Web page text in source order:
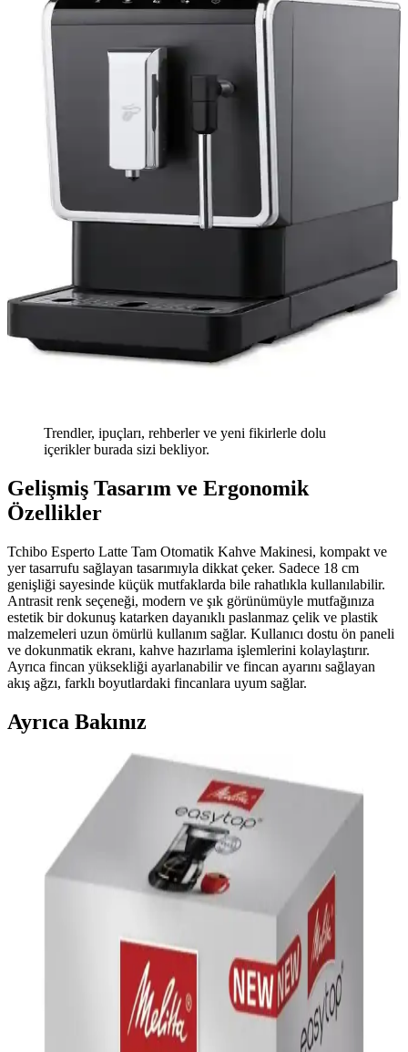
Trendler, ipuçları, rehberler ve yeni fikirlerle dolu
içerikler burada sizi bekliyor.
Gelişmiş Tasarım ve Ergonomik
Özellikler
Tchibo Esperto Latte Tam Otomatik Kahve Makinesi, kompakt ve
yer tasarrufu sağlayan tasarımıyla dikkat çeker. Sadece 18 cm
genişliği sayesinde küçük mutfaklarda bile rahatlıkla kullanılabilir.
Antrasit renk seçeneği, modern ve şık görünümüyle mutfağınıza
estetik bir dokunuş katarken dayanıklı paslanmaz çelik ve plastik
malzemeleri uzun ömürlü kullanım sağlar. Kullanıcı dostu ön paneli
ve dokunmatik ekranı, kahve hazırlama işlemlerini kolaylaştırır.
Ayrıca fincan yüksekliği ayarlanabilir ve fincan ayarını sağlayan
akış ağzı, farklı boyutlardaki fincanlara uyum sağlar.
Ayrıca Bakınız
Parmak Arası Terlik ve Kahve Teması: Güncel
Trendler ve Kullanım Alanları
Parmak arası terlikler ve kahve teması, rahatlık ve estetiği bir araya
getirerek günlük yaşamda popüler trendler oluşturuyor. Bu ürünler,
kişisel tarz ve teknolojik gelişmelerle şekilleniyor.
Vestel Retro Siyah Filtre Kahve Makinesi İncelemesi
Vestel Retro Siyah Filtre Kahve Makinesi, şık tasarımı ve
fonksiyonel özellikleriyle kalabalık aileler ve ofisler için ideal, hızlı
ve pratik kahve demleme sağlar.
Sinbo STM-5845 Inox Çaycı ve SCM-2967
Elektrikli Türk Kahvesi Makinesi İncelemesi